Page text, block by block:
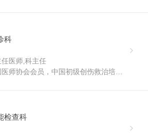
完成逾4万例胃镜操作、逾1万例肠镜
长胃肠道早癌的诊断......
科
医师,科主任
师协会会员，中国初级创伤救治培训
四屇理事会理事，黄山市医学会老年
会第五屇理事会委员......
检查科